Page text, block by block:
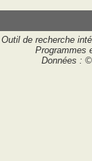
Outil de recherche
Programmes
Données :